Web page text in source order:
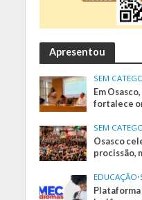
Apresentou
SEM
Em
fortalece
SEM
Osasco
procissão,
EDUCAÇÃO•
Plataforma